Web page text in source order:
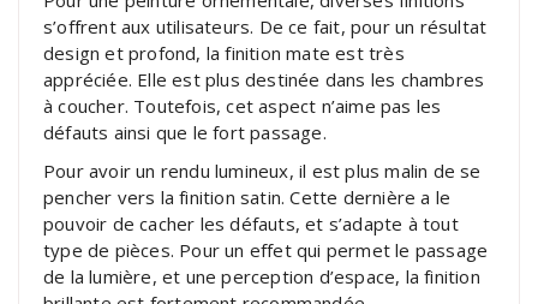
s’offrent aux utilisateurs. De ce fait, pour un résultat
design et profond, la finition mate est très
appréciée. Elle est plus destinée dans les chambres
à coucher. Toutefois, cet aspect n’aime pas les
défauts ainsi que le fort passage.
Pour avoir un rendu lumineux, il est plus malin de se
pencher vers la finition satin. Cette dernière a le
pouvoir de cacher les défauts, et s’adapte à tout
type de pièces. Pour un effet qui permet le passage
de la lumière, et une perception d’espace, la finition